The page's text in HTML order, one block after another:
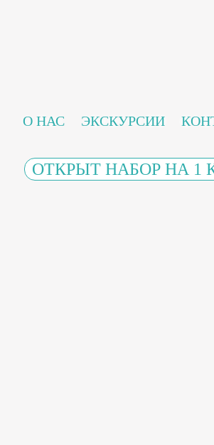
ОТКРЫТ НАБОР НА 1
О НАС ЭКСКУРСИИ